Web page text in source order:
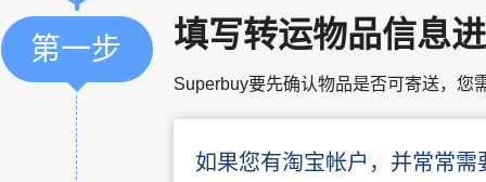
填写转运物品信息
Superbuy要先确认物品是否可寄送，您
第一步
如果您有淘宝帐户，并常常